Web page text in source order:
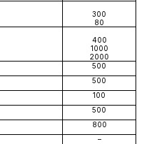
300
80
400
1000
2000
500
500
100
500
800
–